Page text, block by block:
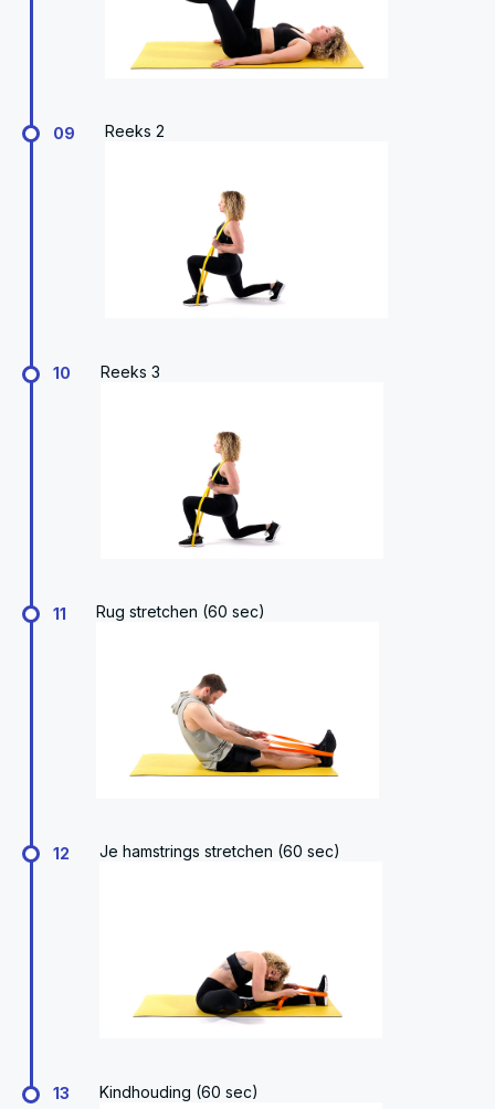
09 Reeks 2
10 Reeks 3
11 Rug stretchen (60 sec)
12 Je hamstrings stretchen (60 sec)
13 Kindhouding (60 sec)